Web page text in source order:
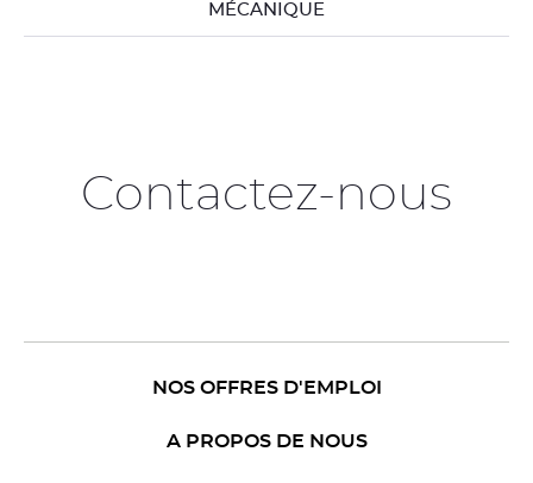
MÉCANIQUE
Contactez-nous
NOS OFFRES D'EMPLOI
A PROPOS DE NOUS